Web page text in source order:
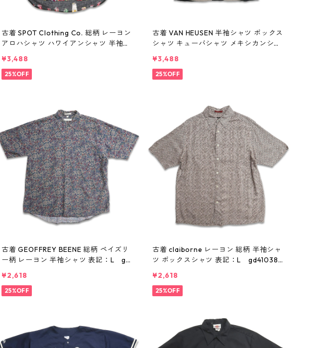
古着 SPOT Clothing Co. 総柄 レーヨン
アロハシャツ ハワイアンシャツ 半袖シ
¥3,488
25%OFF
古着 VAN HEUSEN 半袖シャツ ボックス
シャツ キューバシャツ メキシカンシャ
0807
¥3,488
25%OFF
古着 GEOFFREY BEENE 総柄 ペイズリ
ー柄 レーヨン 半袖シャツ 表記：L gd4
¥2,618
25%OFF
古着 claiborne レーヨン 総柄 半袖シャ
ツ ボックスシャツ 表記：L gd410386
¥2,618
25%OFF